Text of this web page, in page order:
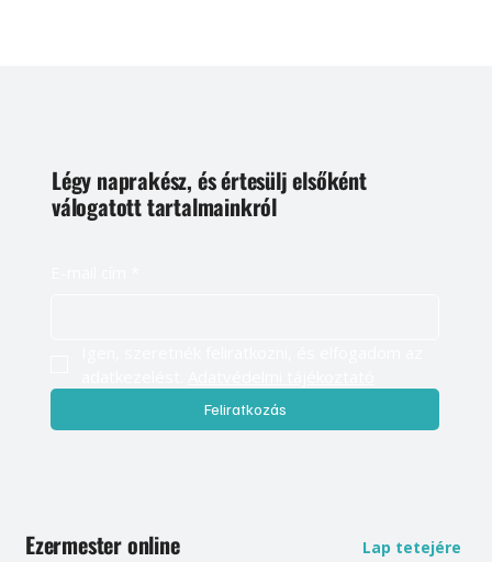
Légy naprakész, és értesülj elsőként
válogatott tartalmainkról
Feliratkozás
Ezermester online Lap tetejére